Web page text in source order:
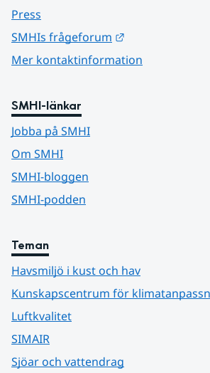
Press
SMHIs frågeforum
Mer kontaktinformation
SMHI-länkar
Jobba på SMHI
Om SMHI
SMHI-bloggen
SMHI-podden
Teman
Havsmiljö i kust och hav
Kunskapscentrum för
Luftkvalitet
SIMAIR
Sjöar och vattendrag